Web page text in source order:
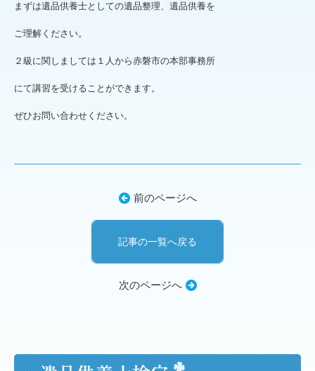
まずは遺品供養士としての遺品整理、遺品供養を
ご理解ください。
２級に関しましては１人から赤磐市の本部事務所
にて講習を受けることができます。
ぜひお問い合わせください。
前のページへ
記事の一覧へ戻る
次のページへ